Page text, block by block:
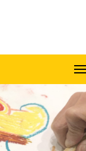
A A